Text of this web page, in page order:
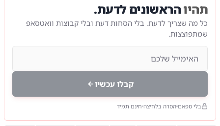
תהיוהראשונים לדעת.
כל מה שצריך לדעת. בלי הסחות דעת ובלי קבוצות וואטסאפ
שמתפוצצות.
קבלו עכשיו
בלי ספאם הסרה בלחיצה חינם תמיד